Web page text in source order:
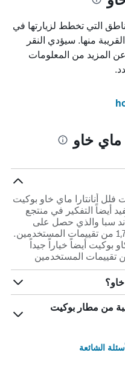
التي تخطط لزيارتها في
منها. سيؤدي النقر
المزيد من المعلومات
خاو
فلل أنانتارا ماي خاو بوكيت
من المفيد أيضاً التفكير في منتجع
سبا والذي حصل على
درجة تقييم تبلغ 9.0/10 من اصل 1,777 من تقييمات المستخدمين.
بوكيت أيضاً خياراً جيداً
من مطار بوكيت
الشائعة